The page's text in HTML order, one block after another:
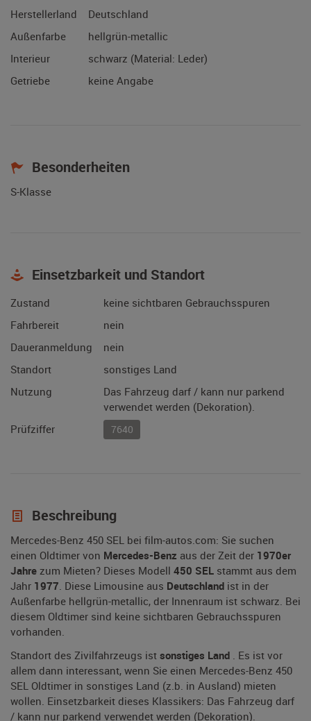
Herstellerland
Deutschland
Außenfarbe
hellgrün-metallic
Interieur
schwarz (Material: Leder)
Getriebe
keine Angabe
Besonderheiten
S-Klasse
Einsetzbarkeit und Standort
Zustand
keine sichtbaren Gebrauchsspuren
Fahrbereit
nein
Daueranmeldung
nein
Standort
sonstiges Land
Nutzung
Das Fahrzeug darf / kann nur parkend
verwendet werden (Dekoration).
Prüfziffer
7640
Beschreibung
Mercedes-Benz 450 SEL bei film-autos.com: Sie suchen
einen Oldtimer von Mercedes-Benz aus der Zeit der 1970er
Jahre zum Mieten? Dieses Modell 450 SEL stammt aus dem
Jahr 1977. Diese Limousine aus Deutschland ist in der
Außenfarbe hellgrün-metallic, der Innenraum ist schwarz. Bei
diesem Oldtimer sind keine sichtbaren Gebrauchsspuren
vorhanden.
Standort des Zivilfahrzeugs ist sonstiges Land . Es ist vor
allem dann interessant, wenn Sie einen Mercedes-Benz 450
SEL Oldtimer in sonstiges Land (z.b. in Ausland) mieten
wollen. Einsetzbarkeit dieses Klassikers: Das Fahrzeug darf
/ kann nur parkend verwendet werden (Dekoration).